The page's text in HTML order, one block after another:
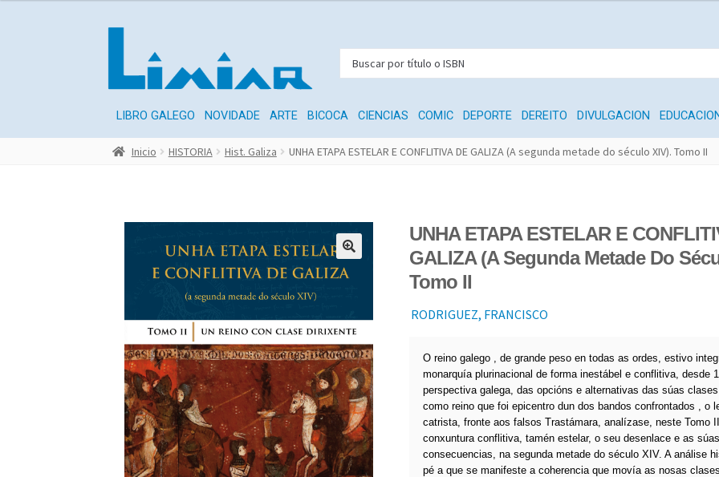
LIBRO GALEGO NOVIDADE ARTE BICOCA CIENCIAS COMIC DEPORTE DEREITO DIVULGACION
Inicio HISTORIA Hist. Galiza UNHA ETAPA ESTELAR E CONFLITIVA DE GALIZA (A segunda metade do século XIV). Tomo II
UNHA ETAPA ESTELAR E
GALIZA (A Segunda Metade Do
Tomo II
RODRIGUEZ, FRANCISCO
O reino galego , de grande peso en todas as ordes, estivo
monarquía plurinacional de forma inestábel e conflitiva, desde
perspectiva galega, das opcións e alternativas das súas
como reino que foi epicentro dun dos bandos confrontados , o
catrista, fronte aos falsos Trastámara, analízase, neste Tomo
conxuntura conflitiva, tamén estelar, o seu desenlace e as súas
consecuencias, na segunda metade do século XIV. A análise
pé a que se manifeste a coherencia que movía as nosas